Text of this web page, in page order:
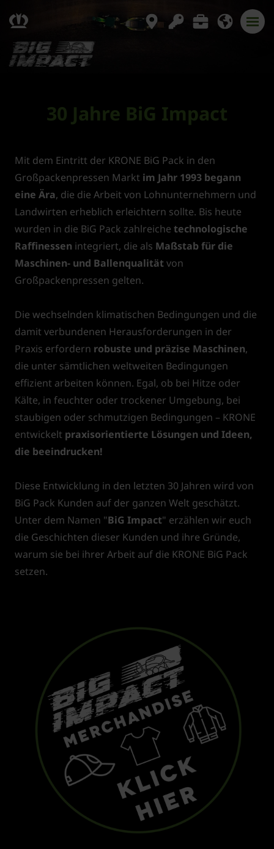
30 Jahre BiG Impact
Mit dem Eintritt der KRONE BiG Pack in den
Großpackenpressen Markt im Jahr 1993 begann
eine Ära, die die Arbeit von Lohnunternehmern und
Landwirten erheblich erleichtern sollte. Bis heute
wurden in die BiG Pack zahlreiche technologische
Raffinessen integriert, die als Maßstab für die
Maschinen- und Ballenqualitätvon
Großpackenpressen gelten.
Die wechselnden klimatischen Bedingungen und die
damit verbundenen Herausforderungen in der
Praxis erfordern robuste und präzise Maschinen,
die unter sämtlichen weltweiten Bedingungen
effizient arbeiten können. Egal, ob bei Hitze oder
Kälte, in feuchter oder trockener Umgebung, bei
staubigen oder schmutzigen Bedingungen – KRONE
entwickelt praxisorientierte Lösungen und Ideen,
die beeindrucken!
Diese Entwicklung in den letzten 30 Jahren wird von
BiG Pack Kunden auf der ganzen Welt geschätzt.
Unter dem Namen "BiG Impact" erzählen wir euch
die Geschichten dieser Kunden und ihre Gründe,
warum sie bei ihrer Arbeit auf die KRONE BiG Pack
setzen.